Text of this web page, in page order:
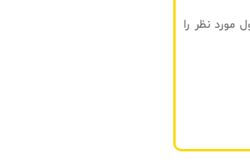
مورد نظر را